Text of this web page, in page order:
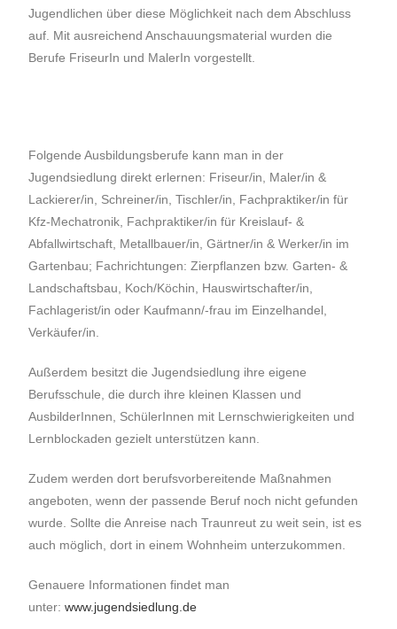
Jugendlichen über diese Möglichkeit nach dem Abschluss
auf. Mit ausreichend Anschauungsmaterial wurden die
Berufe FriseurIn und MalerIn vorgestellt.
Folgende Ausbildungsberufe kann man in der
Jugendsiedlung direkt erlernen: Friseur/in, Maler/in &
Lackierer/in, Schreiner/in, Tischler/in, Fachpraktiker/in für
Kfz-Mechatronik, Fachpraktiker/in für Kreislauf- &
Abfallwirtschaft, Metallbauer/in, Gärtner/in & Werker/in im
Gartenbau; Fachrichtungen: Zierpflanzen bzw. Garten- &
Landschaftsbau, Koch/Köchin, Hauswirtschafter/in,
Fachlagerist/in oder Kaufmann/-frau im Einzelhandel,
Verkäufer/in.
Außerdem besitzt die Jugendsiedlung ihre eigene
Berufsschule, die durch ihre kleinen Klassen und
AusbilderInnen, SchülerInnen mit Lernschwierigkeiten und
Lernblockaden gezielt unterstützen kann.
Zudem werden dort berufsvorbereitende Maßnahmen
angeboten, wenn der passende Beruf noch nicht gefunden
wurde. Sollte die Anreise nach Traunreut zu weit sein, ist es
auch möglich, dort in einem Wohnheim unterzukommen.
Genauere Informationen findet man
unter:www.jugendsiedlung.de